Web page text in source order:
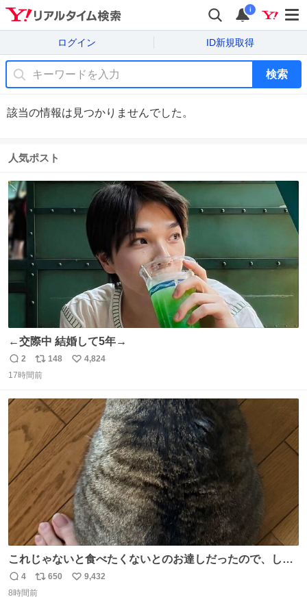
i
ログイン ID新規取得
検索
該当の情報は見つかりませんでした。
人気ポスト
←交際中 結婚して5年→
返
信
2
リ
ポ
ト
148
い
数
4,824
17時間前
これじゃないと食べたくないとのお達しだったので、しっ
ぽ置き場係になっている
返
4
リ
650
い
9,432
8時間前